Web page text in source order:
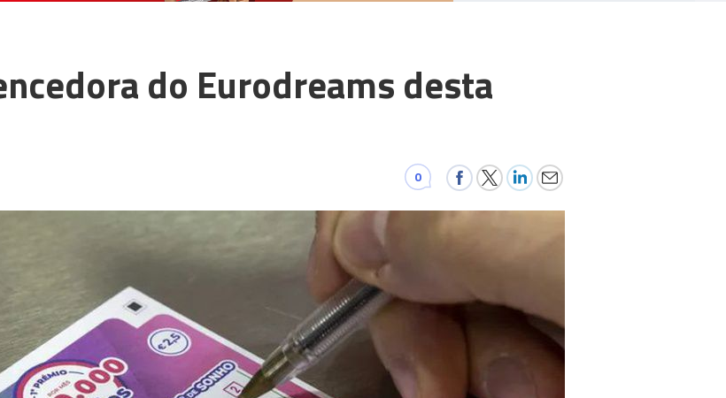
do Eurodreams desta
0